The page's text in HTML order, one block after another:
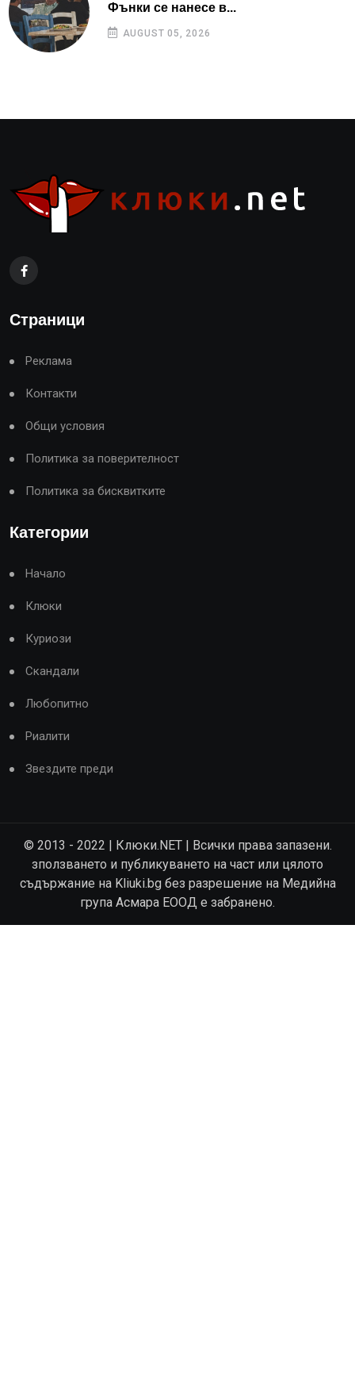
Фънки се нанесе в...
AUGUST 05, 2026
Страници
Реклама
Контакти
Общи условия
Политика за поверителност
Политика за бисквитките
Категории
Начало
Клюки
Куриози
Скандали
Любопитно
Риалити
Звездите преди
© 2013 - 2022 | Клюки.NET | Всички права запазени.
зползването и публикуването на част или цялото
съдържание на Kliuki.bg без разрешение на Медийна
група Асмара ЕООД е забранено.